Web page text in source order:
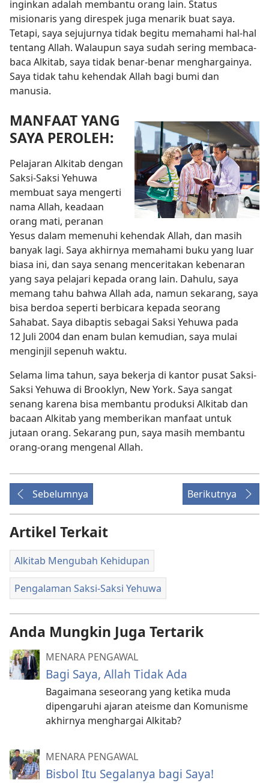
inginkan adalah membantu orang lain. Status
misionaris yang direspek juga menarik buat saya.
Tetapi, saya sejujurnya tidak begitu memahami hal-hal
tentang Allah. Walaupun saya sudah sering membaca-
baca Alkitab, saya tidak benar-benar menghargainya.
Saya tidak tahu kehendak Allah bagi bumi dan
manusia.
MANFAAT YANG
SAYA PEROLEH:
Pelajaran Alkitab dengan
Saksi-Saksi Yehuwa
membuat saya mengerti
nama Allah, keadaan
orang mati, peranan
Yesus dalam memenuhi kehendak Allah, dan masih
banyak lagi. Saya akhirnya memahami buku yang luar
biasa ini, dan saya senang menceritakan kebenaran
yang saya pelajari kepada orang lain. Dahulu, saya
memang tahu bahwa Allah ada, namun sekarang, saya
bisa berdoa seperti berbicara kepada seorang
Sahabat. Saya dibaptis sebagai Saksi Yehuwa pada
12 Juli 2004 dan enam bulan kemudian, saya mulai
menginjil sepenuh waktu.
Selama lima tahun, saya bekerja di kantor pusat Saksi-
Saksi Yehuwa di Brooklyn, New York. Saya sangat
senang karena bisa membantu produksi Alkitab dan
bacaan Alkitab yang memberikan manfaat untuk
jutaan orang. Sekarang pun, saya masih membantu
orang-orang mengenal Allah.
Sebelumnya Berikutnya
Artikel Terkait
Alkitab Mengubah Kehidupan
Pengalaman Saksi-Saksi Yehuwa
Anda Mungkin Juga Tertarik
MENARA PENGAWAL
Bagi Saya, Allah Tidak Ada
Bagaimana seseorang yang ketika muda
dipengaruhi ajaran ateisme dan Komunisme
akhirnya menghargai Alkitab?
MENARA PENGAWAL
Bisbol Itu Segalanya bagi Saya!